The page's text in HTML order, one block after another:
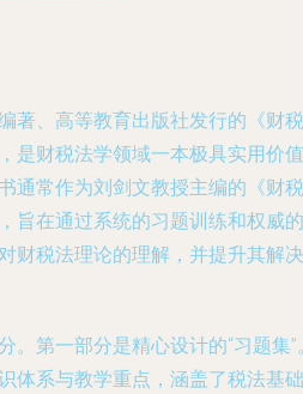
著、高等教育出版社发行的《财税
是财税法学领域一本极具实用价值
通常作为刘剑文教授主编的《财税
旨在通过系统的习题训练和权威的
财税法理论的理解，并提升其解决
。第一部分是精心设计的“习题集”
体系与教学重点，涵盖了税法基础